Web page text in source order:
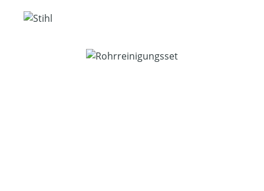
Bildergalerie überspringen